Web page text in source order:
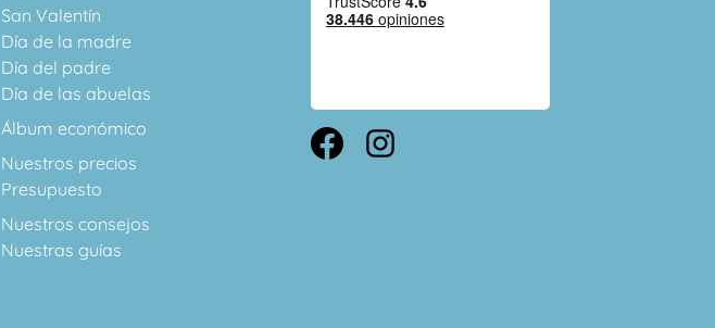
San Valentín
Día de la madre
Día del padre
Día de las abuelas
Álbum económico
Nuestros precios
Presupuesto
Nuestros consejos
Nuestras guías